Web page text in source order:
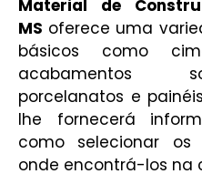
Material de
MS oferece uma
básicos como
acabamentos
porcelanatos e
lhe fornecerá
como selecionar
onde encontrá-los na